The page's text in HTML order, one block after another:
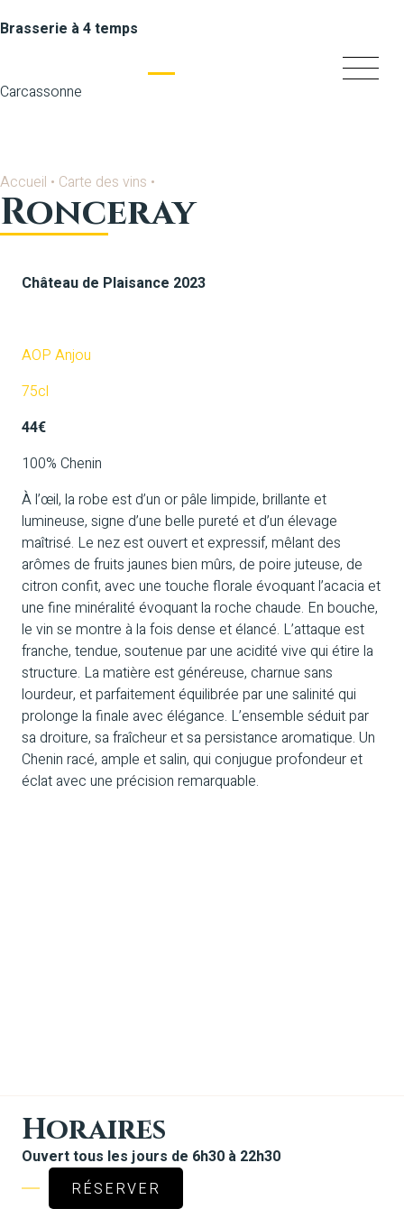
Brasserie à 4 temps
Carcassonne
Accueil • Carte des vins •
Ronceray
Château de Plaisance 2023
AOP Anjou
75cl
44€
100% Chenin
À l’œil, la robe est d’un or pâle limpide, brillante et
lumineuse, signe d’une belle pureté et d’un élevage
maîtrisé. Le nez est ouvert et expressif, mêlant des
arômes de fruits jaunes bien mûrs, de poire juteuse, de
citron confit, avec une touche florale évoquant l’acacia et
une fine minéralité évoquant la roche chaude. En bouche,
le vin se montre à la fois dense et élancé. L’attaque est
franche, tendue, soutenue par une acidité vive qui étire la
structure. La matière est généreuse, charnue sans
lourdeur, et parfaitement équilibrée par une salinité qui
prolonge la finale avec élégance. L’ensemble séduit par
sa droiture, sa fraîcheur et sa persistance aromatique. Un
Chenin racé, ample et salin, qui conjugue profondeur et
éclat avec une précision remarquable.
Horaires
Ouvert tous les jours de 6h30 à 22h30
RÉSERVER